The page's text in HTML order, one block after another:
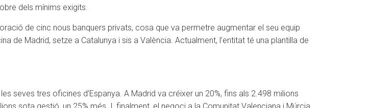
dels mínims exigits.
de cinc nous banquers privats, cosa que va permetre augmentar el seu equip
de Madrid, setze a Catalunya i sis a València. Actualment, l’entitat té una plantilla de
seves tres oficines d’Espanya. A Madrid va créixer un 20%, fins als 2.498 milions